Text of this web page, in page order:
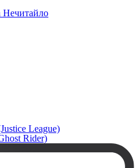
League)
Rider)